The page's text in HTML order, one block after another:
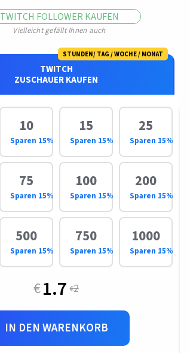
TWITCH FOLLOWER KAUFEN
Vielleicht gefällt Ihnen auch
TWITCH
ZUSCHAUER KAUFEN
10
Sparen 15%
15
Sparen 15%
25
Sparen 15%
75
Sparen 15%
100
Sparen 15%
200
Sparen 15%
500
Sparen 15%
750
Sparen 15%
1000
Sparen 15%
1.7 2
IN DEN WARENKORB